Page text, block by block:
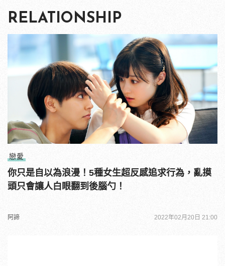
RELATIONSHIP
戀愛
你只是自以為浪漫！5種女生超反感追求行為，亂摸
頭只會讓人白眼翻到後腦勺！
阿諦 2022年02月20日 21:00